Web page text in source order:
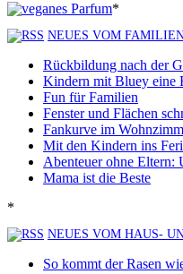
*
NEUES VOM
Rückbildung nach der
Kindern mit Bluey eine
Fun für Familien
Fenster und Flächen
Fankurve im
Mit den Kindern ins
Abenteuer ohne Eltern:
Mama ist die Beste
*
NEUES VOM HAUS-
So kommt der Rasen